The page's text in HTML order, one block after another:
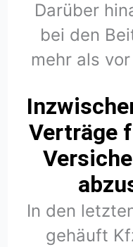
Darüber
bei den
mehr als
Verträge
In den
gehäuft